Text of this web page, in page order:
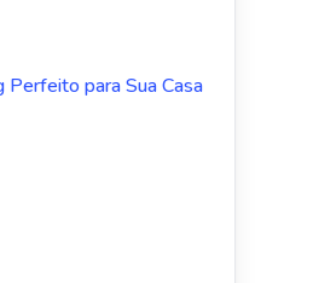
Perfeito para Sua Casa